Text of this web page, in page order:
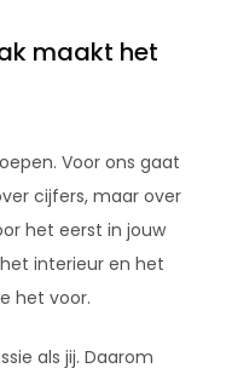
maakt het
Voor ons gaat
cijfers, maar over
het eerst in jouw
interieur en het
het voor.
als jij. Daarom